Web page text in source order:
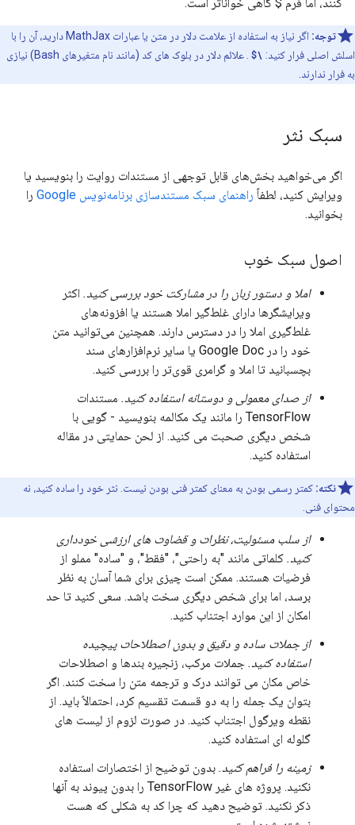
توجه:
اگر نیاز به استفاده از علامت دلار در متن یا عبارات MathJax دارید، آن را با
اسلش اصلی فرار کنید: \$
. علائم دلار در بلوک های کد (مانند نام متغیرهای Bash) نیازی
به فرار ندارند.
سبک نثر
اگر می‌خواهید بخش‌های قابل توجهی از مستندات روایت را بنویسید یا
ویرایش کنید، لطفاً راهنمای سبک مستندسازی برنامه‌نویس Google
را
بخوانید.
اصول سبک خوب
املا و دستور زبان را در مشارکت خود بررسی کنید. اکثر
ویرایشگرها دارای غلط‌گیر املا هستند یا افزونه‌های
غلط‌گیری املا را در دسترس دارند. همچنین می‌توانید متن
خود را در Google Doc یا سایر نرم‌افزارهای سند
بچسبانید تا املا و گرامری قوی‌تر را بررسی کنید.
از صدای معمولی و دوستانه استفاده کنید. مستندات
TensorFlow را مانند یک مکالمه بنویسید - گویی با
شخص دیگری صحبت می کنید. از لحن حمایتی در مقاله
استفاده کنید.
نکته: کمتر رسمی بودن به معنای کمتر فنی بودن نیست. نثر خود را ساده کنید، نه
محتوای فنی.
از سلب مسئولیت، نظرات و قضاوت های ارزشی خودداری
کنید. کلماتی مانند "به راحتی"، ​​"فقط"، و "ساده" مملو از
فرضیات هستند. ممکن است چیزی برای شما آسان به نظر
برسد، اما برای شخص دیگری سخت باشد. سعی کنید تا حد
امکان از این موارد اجتناب کنید.
از جملات ساده و دقیق و بدون اصطلاحات پیچیده
استفاده کنید. جملات مرکب، زنجیره بندها و اصطلاحات
خاص مکان می توانند درک و ترجمه متن را سخت کنند. اگر
بتوان یک جمله را به دو قسمت تقسیم کرد، احتمالاً باید. از
نقطه ویرگول اجتناب کنید. در صورت لزوم از لیست های
گلوله ای استفاده کنید.
زمینه را فراهم کنید. بدون توضیح از اختصارات استفاده
نکنید. پروژه های غیر TensorFlow را بدون پیوند به آنها
ذکر نکنید. توضیح دهید که چرا کد به شکلی که هست